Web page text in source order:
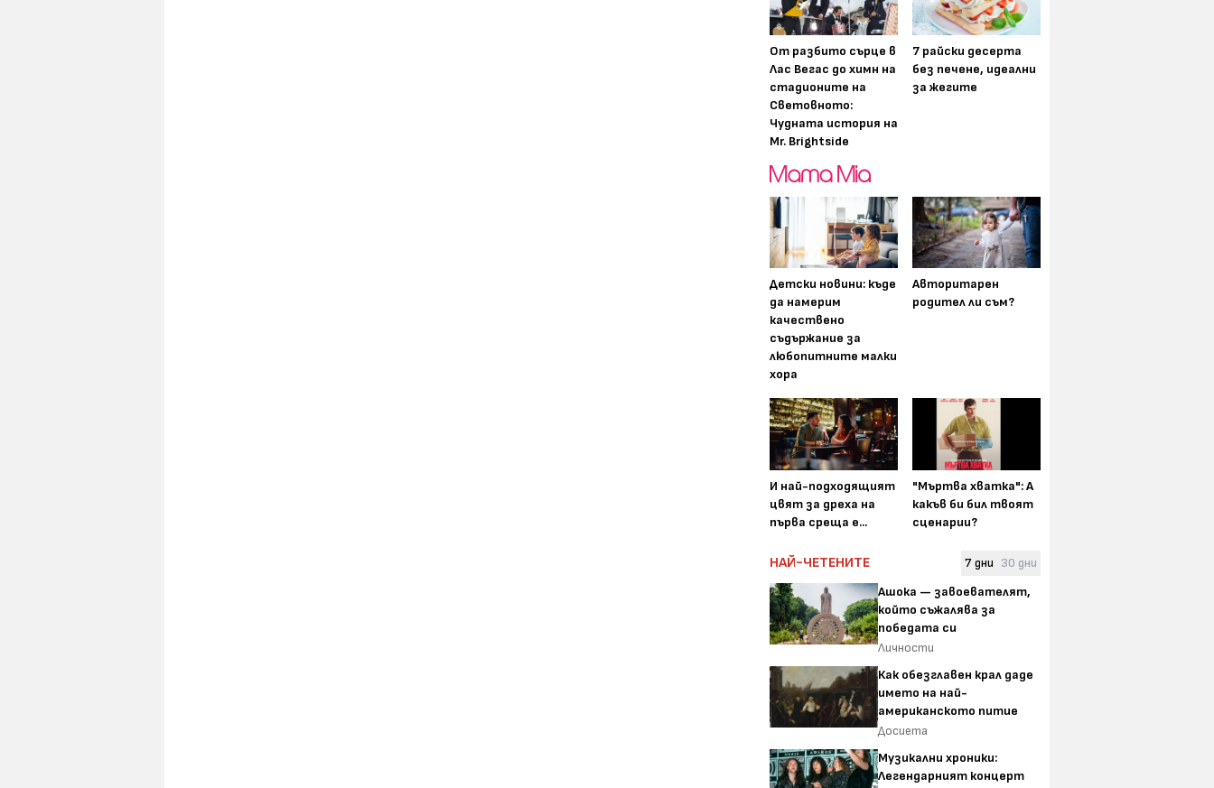
От разбито сърце в
Лас Вегас до химн на
стадионите на
Световното:
Чудната история на
Mr. Brightside
7 райски десерта
без печене, идеални
за жегите
Детски новини: къде
да намерим
качествено
съдържание за
любопитните малки
хора
Авторитарен
родител ли съм?
И най-подходящият
цвят за дреха на
първа среща е...
"Мъртва хватка": А
какъв би бил твоят
сценарии?
НАЙ-ЧЕТЕНИТЕ 7 дни 30 дни
Ашока — завоевателят,
който съжалява за
победата си
Личности
Как обезглавен крал даде
името на най-
американското питие
Досиета
Музикални хроники:
Легендарният концерт